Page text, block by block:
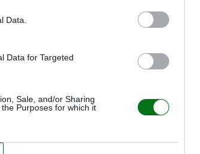
Data.
Data for Targeted
Sale, and/or Sharing
Purposes for which it